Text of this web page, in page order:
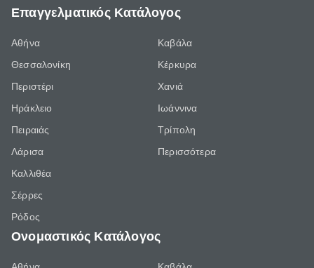
Επαγγελματικός Κατάλογος
Αθήνα
Θεσσαλονίκη
Περιστέρι
Ηράκλειο
Πειραιάς
Λάρισα
Καλλιθέα
Σέρρες
Ρόδος
Καβάλα
Κέρκυρα
Χανιά
Ιωάννινα
Τρίπολη
Περισσότερα
Ονομαστικός Κατάλογος